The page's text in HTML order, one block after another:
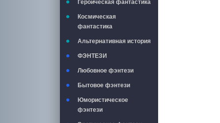
Героическая фантастика
Космическая
фантастика
Альтернативная история
ФЭНТЕЗИ
Любовное фэнтези
Бытовое фэнтези
Юмористическое
фэнтези